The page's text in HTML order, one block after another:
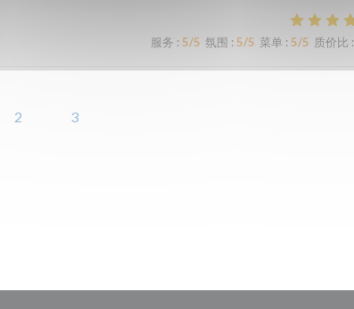
服务 : 5/5 氛围 : 5/5 菜单 : 5/5 质价比 :
2 3